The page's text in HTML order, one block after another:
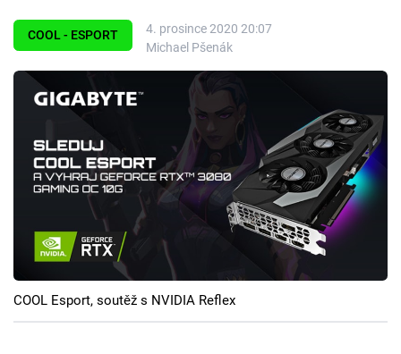
Témata
Filmy
Seriály
Hry
Cool Esport
Pořady
TV Program
COOL - ESPORT
4. prosince 2020 20:07
Michael Pšenák
COOL Esport, soutěž s NVIDIA Reflex